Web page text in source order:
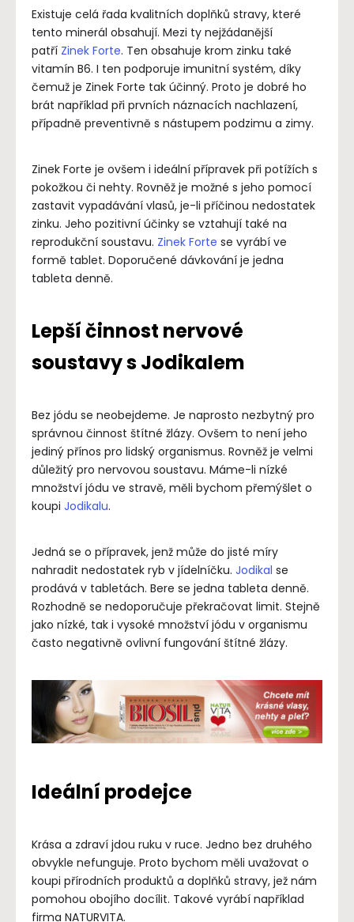
Existuje celá řada kvalitních doplňků stravy, které
tento minerál obsahují. Mezi ty nejžádanější
patří Zinek Forte. Ten obsahuje krom zinku také
vitamín B6. I ten podporuje imunitní systém, díky
čemuž je Zinek Forte tak účinný. Proto je dobré ho
brát například při prvních náznacích nachlazení,
případně preventivně s nástupem podzimu a zimy.
Zinek Forte je ovšem i ideální přípravek při potížích s
pokožkou či nehty. Rovněž je možné s jeho pomocí
zastavit vypadávání vlasů, je-li příčinou nedostatek
zinku. Jeho pozitivní účinky se vztahují také na
reprodukční soustavu. Zinek Forte se vyrábí ve
formě tablet. Doporučené dávkování je jedna
tableta denně.
Lepší činnost nervové
soustavy s Jodikalem
Bez jódu se neobejdeme. Je naprosto nezbytný pro
správnou činnost štítné žlázy. Ovšem to není jeho
jediný přínos pro lidský organismus. Rovněž je velmi
důležitý pro nervovou soustavu. Máme-li nízké
množství jódu ve stravě, měli bychom přemýšlet o
koupi Jodikalu.
Jedná se o přípravek, jenž může do jisté míry
nahradit nedostatek ryb v jídelníčku. Jodikal se
prodává v tabletách. Bere se jedna tableta denně.
Rozhodně se nedoporučuje překračovat limit. Stejně
jako nízké, tak i vysoké množství jódu v organismu
často negativně ovlivní fungování štítné žlázy.
Ideální prodejce
Krása a zdraví jdou ruku v ruce. Jedno bez druhého
obvykle nefunguje. Proto bychom měli uvažovat o
koupi přírodních produktů a doplňků stravy, jež nám
pomohou obojího docílit. Takové vyrábí například
firma NATURVITA.